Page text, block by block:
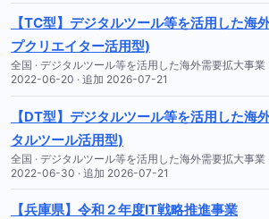
【TC型】デジタルツール等を活用した海
プクリエイター活用型)
全国 · デジタルツール等を活用した海外需要拡大事
2022-06-20 · 追加 2026-07-21
【DT型】デジタルツール等を活用した海
タルツール活用型)
全国 · デジタルツール等を活用した海外需要拡大事
2022-06-30 · 追加 2026-07-21
【兵庫県】令和２年度IT戦略推進事業